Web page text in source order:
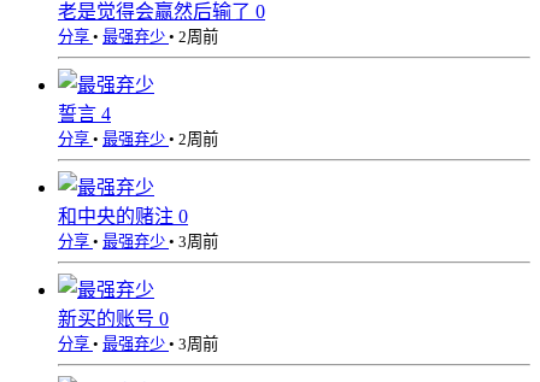
老是觉得会赢然后输了 0
分享 • 最强弃少 • 2周前
誓言 4
分享 • 最强弃少 • 2周前
和中央的赌注 0
分享 • 最强弃少 • 3周前
新买的账号 0
分享 • 最强弃少 • 3周前